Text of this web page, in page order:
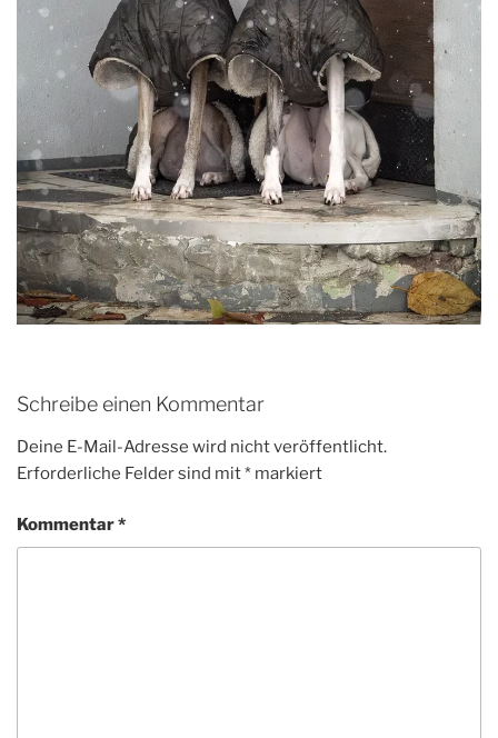
Schreibe einen Kommentar
Deine E-Mail-Adresse wird nicht veröffentlicht.
Erforderliche Felder sind mit* markiert
Kommentar*